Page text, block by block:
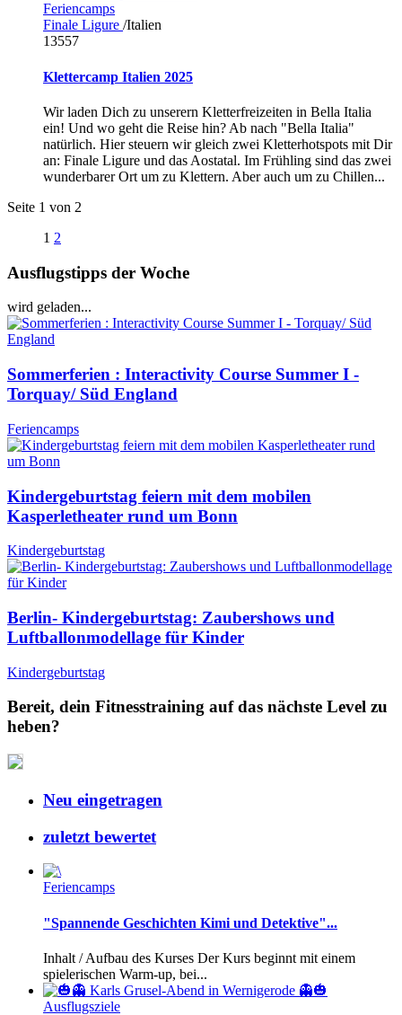
Feriencamps
Finale Ligure /Italien
13557
Klettercamp Italien 2025
Wir laden Dich zu unserern Kletterfreizeiten in Bella Italia
ein! Und wo geht die Reise hin? Ab nach "Bella Italia"
natürlich. Hier steuern wir gleich zwei Kletterhotspots mit Dir
an: Finale Ligure und das Aostatal. Im Frühling sind das zwei
wunderbarer Ort um zu Klettern. Aber auch um zu Chillen...
Seite 1 von 2
1 2
Ausflugstipps der Woche
wird geladen...
Sommerferien : Interactivity Course Summer I -
Torquay/ Süd England
Feriencamps
Kindergeburtstag feiern mit dem mobilen
Kasperletheater rund um Bonn
Kindergeburtstag
Berlin- Kindergeburtstag: Zaubershows und
Luftballonmodellage für Kinder
Kindergeburtstag
Bereit, dein Fitnesstraining auf das nächste Level zu
heben?
Neu eingetragen
zuletzt bewertet
Feriencamps
"Spannende Geschichten Kimi und Detektive"...
Inhalt / Aufbau des Kurses Der Kurs beginnt mit einem
spielerischen Warm-up, bei...
Ausflugsziele